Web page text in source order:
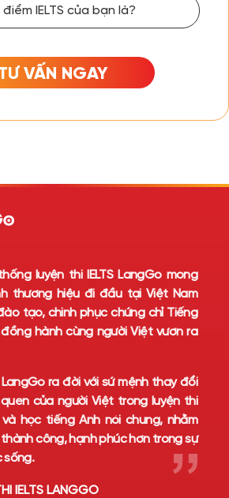
VẤN NGAY
luyện thi IELTS LangGo mong
thương hiệu đi đầu tại Việt Nam
tạo, chinh phục chứng chỉ Tiếng
hành cùng người Việt vươn ra
LangGo ra đời với sứ mệnh thay đổi
của người Việt trong luyện thi
và học tiếng Anh nói chung, nhằm
công, hạnh phúc hơn trong sự
sống.
IELTS LANGGO